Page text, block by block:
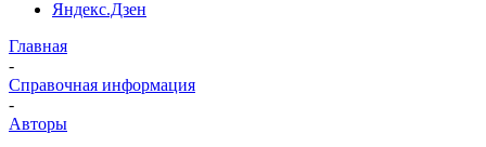
Яндекс.Дзен
Главная
-
Справочная информация
-
Авторы